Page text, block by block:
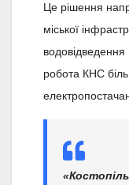
Це рішення
міської
робота КНС